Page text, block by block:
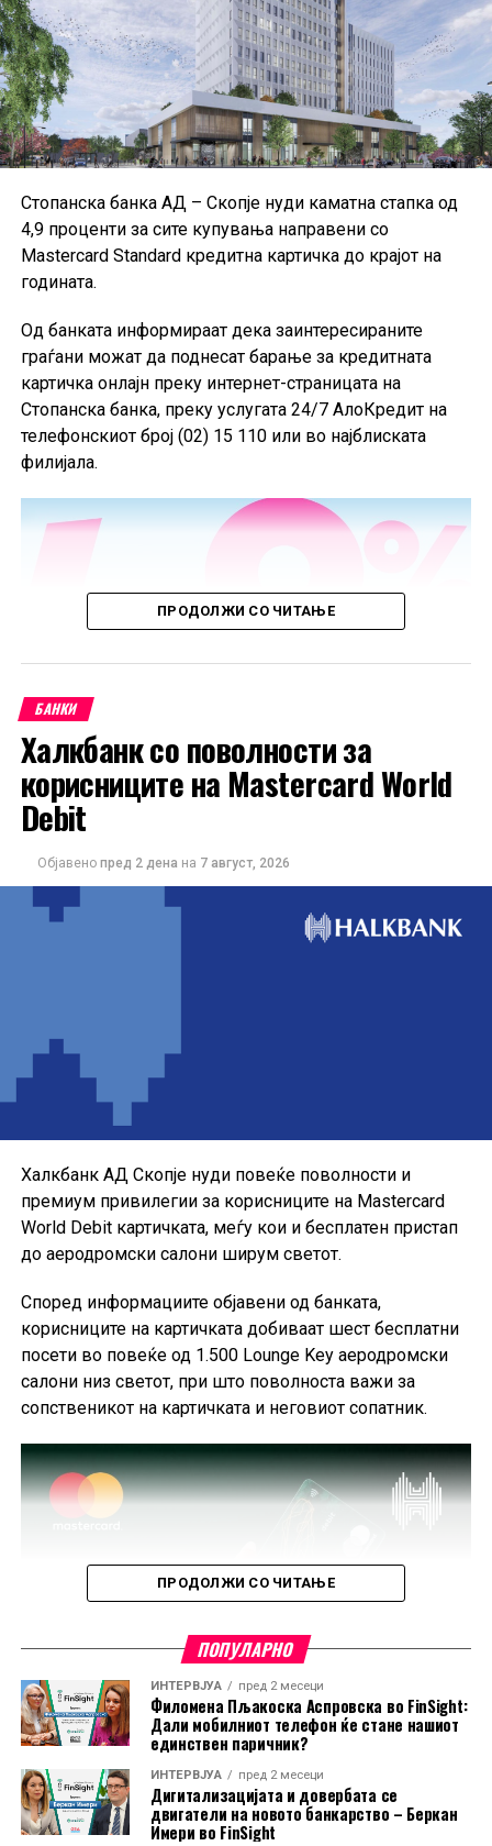
ЕЦБ посочува дека повеќето институции ги
применуваат Меѓународните стандарди за
финансиско известување и техничките стандарди на
Европската банкарска управа, иако дел од малите и
средните институции користат национални
сметководствени стандарди.
Поради недостапност на податоците за Данска за
првиот квартал од 2026 година, при пресметката на
агрегатните податоци за ЕУ биле користени
податоците од четвртиот квартал од 2025 година, а кај
одредени показатели и податоци од првиот квартал
од 2025 година.
Стопанска банка АД – Скопје нуди каматна стапка од
4,9 проценти за сите купувања направени со
Mastercard Standard кредитна картичка до крајот на
годината.
Од банката информираат дека заинтересираните
граѓани можат да поднесат барање за кредитната
картичка онлајн преку интернет-страницата на
Стопанска банка, преку услугата 24/7 АлоКредит на
телефонскиот број (02) 15 110 или во најблиската
филијала.
Понудата е наменета за корисниците кои сакаат да ги
користат можностите на кредитната картичка за
своите секојдневни и летни купувања, со промотивна
ПРОДОЛЖИ СО ЧИТАЊЕ
БАНКИ
Халкбанк со поволности за
корисниците на Mastercard World
Debit
Објавено пред 2 дена на 7 август, 2026
Халкбанк АД Скопје нуди повеќе поволности и
премиум привилегии за корисниците на Mastercard
World Debit картичката, меѓу кои и бесплатен пристап
до аеродромски салони ширум светот.
Според информациите објавени од банката,
корисниците на картичката добиваат шест бесплатни
посети во повеќе од 1.500 Lounge Key аеродромски
салони низ светот, при што поволноста важи за
сопственикот на картичката и неговиот сопатник.
ПРОДОЛЖИ СО ЧИТАЊЕ
ПОПУЛАРНО
ИНТЕРВЈУА пред 2 месеци
Филомена Пљакоска Аспровска во FinSight:
Дали мобилниот телефон ќе стане нашиот
единствен паричник?
ИНТЕРВЈУА пред 2 месеци
Дигитализацијата и довербата се
двигатели на новото банкарство – Беркан
Имери во FinSight